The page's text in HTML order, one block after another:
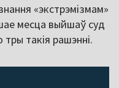
«экстрэмізмам»
месца выйшаў суд
такія рашэнні.